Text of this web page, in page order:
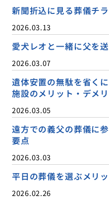
新聞折込に見る葬儀チ
2026.03.13
愛犬レオと一緒に父を
2026.03.07
遺体安置の無駄を省く
施設のメリット・デメ
2026.03.05
遠方での義父の葬儀に
要点
2026.03.03
平日の葬儀を選ぶメリ
2026.02.26